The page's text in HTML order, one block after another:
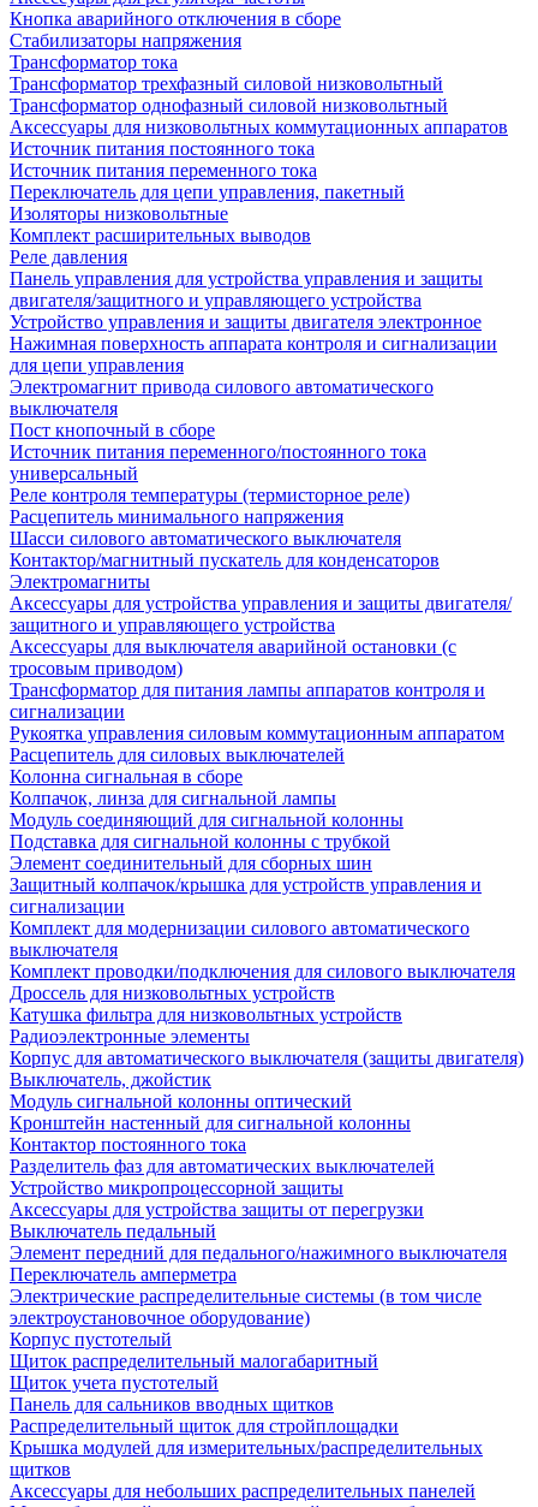
Кнопка аварийного отключения в сборе
Стабилизаторы напряжения
Трансформатор тока
Трансформатор трехфазный силовой низковольтный
Трансформатор однофазный силовой низковольтный
Аксессуары для низковольтных коммутационных аппаратов
Источник питания постоянного тока
Источник питания переменного тока
Переключатель для цепи управления, пакетный
Изоляторы низковольтные
Комплект расширительных выводов
Реле давления
Панель управления для устройства управления и защиты
двигателя/защитного и управляющего устройства
Устройство управления и защиты двигателя электронное
Нажимная поверхность аппарата контроля и сигнализации
для цепи управления
Электромагнит привода силового автоматического
выключателя
Пост кнопочный в сборе
Источник питания переменного/постоянного тока
универсальный
Реле контроля температуры (термисторное реле)
Расцепитель минимального напряжения
Шасси силового автоматического выключателя
Контактор/магнитный пускатель для конденсаторов
Электромагниты
Аксессуары для устройства управления и защиты двигателя/
защитного и управляющего устройства
Аксессуары для выключателя аварийной остановки (с
тросовым приводом)
Трансформатор для питания лампы аппаратов контроля и
сигнализации
Рукоятка управления силовым коммутационным аппаратом
Расцепитель для силовых выключателей
Колонна сигнальная в сборе
Колпачок, линза для сигнальной лампы
Модуль соединяющий для сигнальной колонны
Подставка для сигнальной колонны с трубкой
Элемент соединительный для сборных шин
Защитный колпачок/крышка для устройств управления и
сигнализации
Комплект для модернизации силового автоматического
выключателя
Комплект проводки/подключения для силового выключателя
Дроссель для низковольтных устройств
Катушка фильтра для низковольтных устройств
Радиоэлектронные элементы
Корпус для автоматического выключателя (защиты двигателя)
Выключатель, джойстик
Модуль сигнальной колонны оптический
Кронштейн настенный для сигнальной колонны
Контактор постоянного тока
Разделитель фаз для автоматических выключателей
Устройство микропроцессорной защиты
Аксессуары для устройства защиты от перегрузки
Выключатель педальный
Элемент передний для педального/нажимного выключателя
Переключатель амперметра
Электрические распределительные системы (в том числе
электроустановочное оборудование)
Корпус пустотелый
Щиток распределительный малогабаритный
Щиток учета пустотелый
Панель для сальников вводных щитков
Распределительный щиток для стройплощадки
Крышка модулей для измерительных/распределительных
щитков
Аксессуары для небольших распределительных панелей